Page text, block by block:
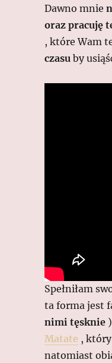
Dawno mnie
oraz pracuję
, które Wam
czasu by
Spełniłam
ta forma jest
nimi tęsknie)
Matate ,
natomiast